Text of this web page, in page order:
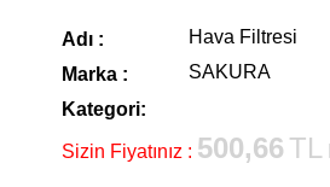
Adı :
Hava Filtresi
Marka :
SAKURA
Kategori:
Sizin Fiyatınız : 500,66 TL